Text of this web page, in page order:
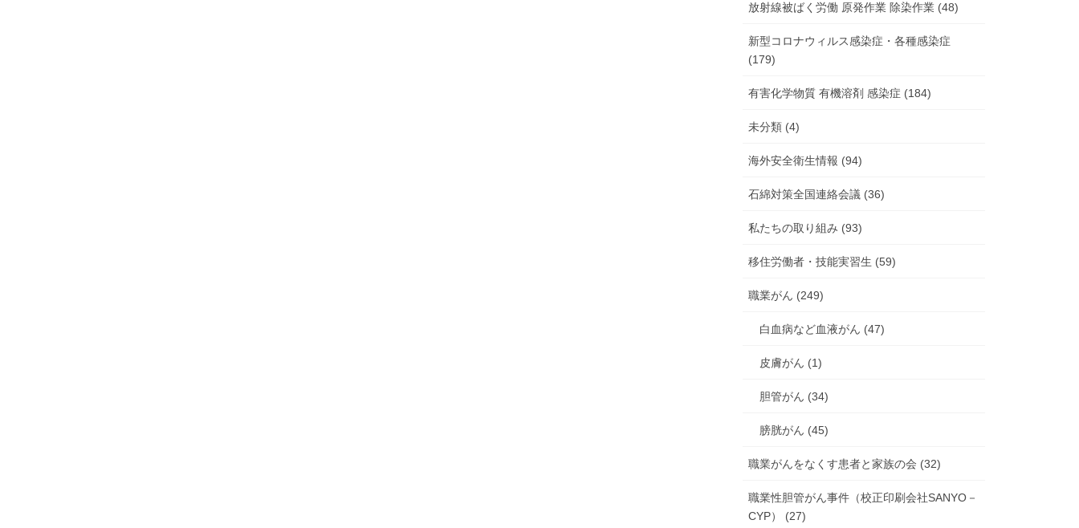
放射線被ばく労働 原発作業 除染作業 (48)
新型コロナウィルス感染症・各種感染症
(179)
有害化学物質 有機溶剤 感染症 (184)
未分類 (4)
海外安全衛生情報 (94)
石綿対策全国連絡会議 (36)
私たちの取り組み (93)
移住労働者・技能実習生 (59)
職業がん (249)
白血病など血液がん (47)
皮膚がん (1)
胆管がん (34)
膀胱がん (45)
職業がんをなくす患者と家族の会 (32)
職業性胆管がん事件（校正印刷会社SANYO－
CYP） (27)